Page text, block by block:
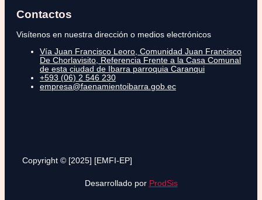
Contactos
Visítenos en nuestra dirección o medios electrónicos
Vía Juan Francisco Leoro, Comunidad Juan Francisco
De Chorlavisito, Referencia Frente a la Casa Comunal
de esta ciudad de Ibarra parroquia Caranqui
+593 (06) 2 546 230
empresa@faenamientoibarra.gob.ec
Copyright © [2025] [EMFI-EP]
Desarrollado por ProdSis